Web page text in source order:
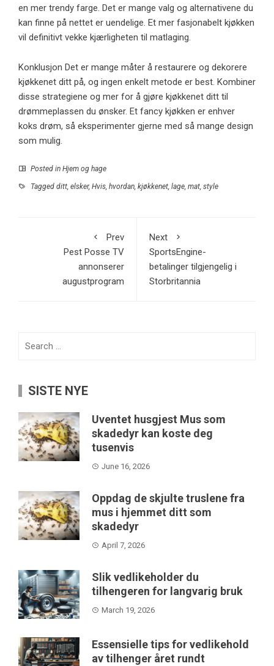
en mer trendy farge. Det er mange valg og alternativene du
kan finne på nettet er uendelige. Et mer fasjonabelt kjøkken
vil definitivt vekke kjærligheten til matlaging.
Konklusjon Det er mange måter å restaurere og dekorere
kjøkkenet ditt på, og ingen enkelt metode er best. Kombiner
disse strategiene og mer for å gjøre kjøkkenet ditt til
drømmeplassen du ønsker. Et fancy kjøkken er enhver
koks drøm, så eksperimenter gjerne med så mange design
som mulig.
Posted in Hjem og hage
Tagged ditt, elsker, Hvis, hvordan, kjøkkenet, lage, mat, style
Prev
Pest Posse TV
annonserer
augustprogram
Next
SportsEngine-
betalinger tilgjengelig i
Storbritannia
SISTE NYE
Uventet husgjest Mus som
skadedyr kan koste deg
tusenvis
June 16, 2026
Oppdag de skjulte truslene fra
mus i hjemmet ditt som
skadedyr
April 7, 2026
Slik vedlikeholder du
tilhengeren for langvarig bruk
March 19, 2026
Essensielle tips for vedlikehold
av tilhenger året rundt